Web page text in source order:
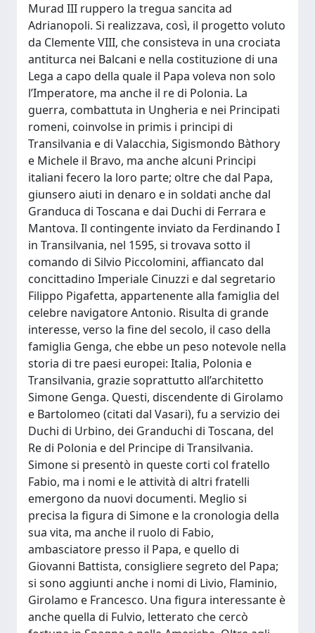
Murad III ruppero la tregua sancita ad
Adrianopoli. Si realizzava, così, il progetto voluto
da Clemente VIII, che consisteva in una crociata
antiturca nei Balcani e nella costituzione di una
Lega a capo della quale il Papa voleva non solo
l’Imperatore, ma anche il re di Polonia. La
guerra, combattuta in Ungheria e nei Principati
romeni, coinvolse in primis i principi di
Transilvania e di Valacchia, Sigismondo Bàthory
e Michele il Bravo, ma anche alcuni Principi
italiani fecero la loro parte; oltre che dal Papa,
giunsero aiuti in denaro e in soldati anche dal
Granduca di Toscana e dai Duchi di Ferrara e
Mantova. Il contingente inviato da Ferdinando I
in Transilvania, nel 1595, si trovava sotto il
comando di Silvio Piccolomini, affiancato dal
concittadino Imperiale Cinuzzi e dal segretario
Filippo Pigafetta, appartenente alla famiglia del
celebre navigatore Antonio. Risulta di grande
interesse, verso la fine del secolo, il caso della
famiglia Genga, che ebbe un peso notevole nella
storia di tre paesi europei: Italia, Polonia e
Transilvania, grazie soprattutto all’architetto
Simone Genga. Questi, discendente di Girolamo
e Bartolomeo (citati dal Vasari), fu a servizio dei
Duchi di Urbino, dei Granduchi di Toscana, del
Re di Polonia e del Principe di Transilvania.
Simone si presentò in queste corti col fratello
Fabio, ma i nomi e le attività di altri fratelli
emergono da nuovi documenti. Meglio si
precisa la figura di Simone e la cronologia della
sua vita, ma anche il ruolo di Fabio,
ambasciatore presso il Papa, e quello di
Giovanni Battista, consigliere segreto del Papa;
si sono aggiunti anche i nomi di Livio, Flaminio,
Girolamo e Francesco. Una figura interessante è
anche quella di Fulvio, letterato che cercò